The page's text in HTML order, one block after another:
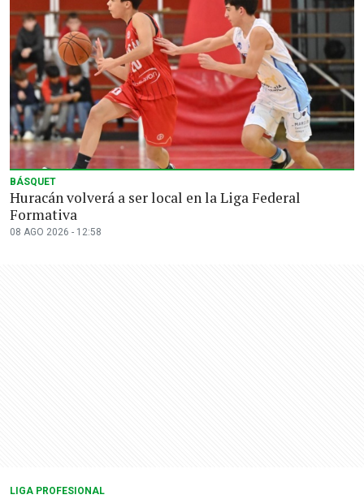
BÁSQUET
Huracán volverá a ser local en la Liga Federal
Formativa
08 AGO 2026 - 12:58
LIGA PROFESIONAL